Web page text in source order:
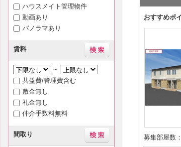
ハウスメイト管理物件
動画あり
パノラマあり
賃料
～
共益費/管理費含む
敷金無し
礼金無し
仲介手数料無料
間取り
おすすめポ
募集部屋数：